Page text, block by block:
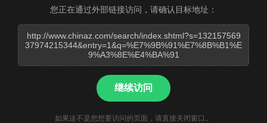
您正在通过外部链接访问，请确认目标地址：
http://www.chinaz.com/search/index.shtml?s=132157569
37974215344&entry=1&q=%E7%9B%91%E7%8B%B1%E
9%A3%8E%E4%BA%91
继续访问
如果这不是您想要访问的页面，请直接关闭窗口。